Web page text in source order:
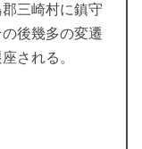
郡三崎村に鎮守
後幾多の変遷
される。